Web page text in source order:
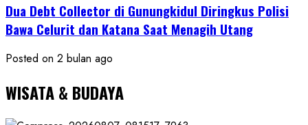
Dua Debt Collector di Gunungkidul Diringkus Polisi
Bawa Celurit dan Katana Saat Menagih Utang
Posted on 2 bulan ago
WISATA & BUDAYA